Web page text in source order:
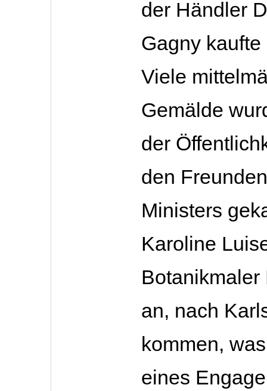
der Händler
Gagny kaufte
Viele
Gemälde
der
den
Ministers
Karoline
Botanikmaler
an, nach
kommen,
eines